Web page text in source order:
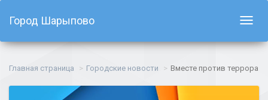
Город Шарыпово
Главная страница Городские новости Вместе против террора